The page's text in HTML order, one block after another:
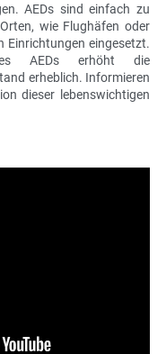
AEDs sind einfach zu
wie Flughäfen oder
Einrichtungen eingesetzt.
AEDs erhöht die
erheblich. Informieren
dieser lebenswichtigen